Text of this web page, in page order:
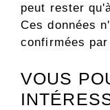
peut rester
Ces données
confirmées
VOUS